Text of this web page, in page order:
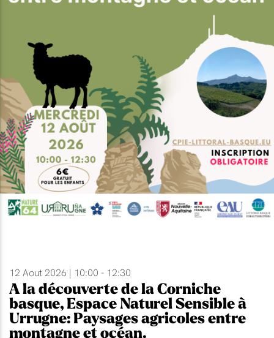
12 Aout 2026 | 10:00 - 12:30
A la découverte de la Corniche
basque, Espace Naturel Sensible à
Urrugne: Paysages agricoles entre
montagne et océan.